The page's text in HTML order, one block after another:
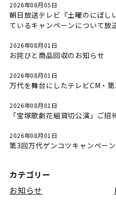
2026年08月05日
朝日放送テレビ『土曜のにぼし
ているキャンペーンについて放
2026年08月01日
お詫びと商品回収のお知らせ
2026年08月01日
万代を舞台にしたテレビCM・
2026年08月01日
「宝塚歌劇花組貸切公演」ご
2026年08月01日
第3回万代ゲンコツキャンペー
カテゴリー
お知らせ